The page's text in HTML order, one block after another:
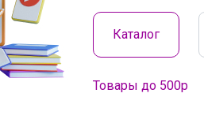
Каталог
Товары до 500р